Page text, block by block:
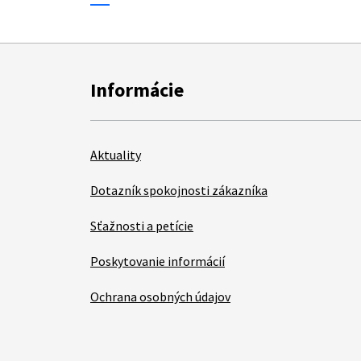
Informácie
Aktuality
Dotazník spokojnosti zákazníka
Sťažnosti a petície
Poskytovanie informácií
Ochrana osobných údajov